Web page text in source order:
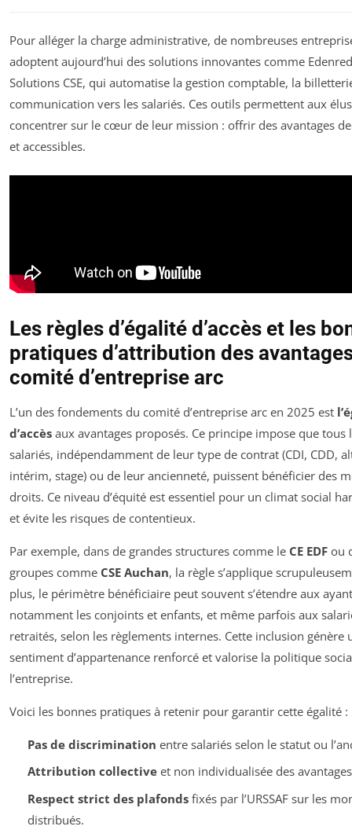
Pour alléger la charge administrative, de nombreuses
adoptent aujourd’hui des solutions innovantes comme Edenred
Solutions CSE, qui automatise la gestion comptable, la
communication vers les salariés. Ces outils permettent aux
concentrer sur le cœur de leur mission : offrir des avantages
et accessibles.
Les règles d’égalité d’accès et les
pratiques d’attribution des
comité d’entreprise arc
L’un des fondements du comité d’entreprise arc en 2025 est
d’accès aux avantages proposés. Ce principe impose que tous
salariés, indépendamment de leur type de contrat (CDI, CDD,
intérim, stage) ou de leur ancienneté, puissent bénéficier des
droits. Ce niveau d’équité est essentiel pour un climat social
et évite les risques de contentieux.
Par exemple, dans de grandes structures comme le CE EDF ou
groupes comme CSE Auchan, la règle s’applique
plus, le périmètre bénéficiaire peut souvent s’étendre aux
notamment les conjoints et enfants, et même parfois aux
retraités, selon les règlements internes. Cette inclusion génère
sentiment d’appartenance renforcé et valorise la politique
l’entreprise.
Voici les bonnes pratiques à retenir pour garantir cette égalité :
Pas de discrimination entre salariés selon le statut ou
Attribution collectiveet non individualisée des
Respect strict des plafondsfixés par l’URSSAF sur les
distribués.